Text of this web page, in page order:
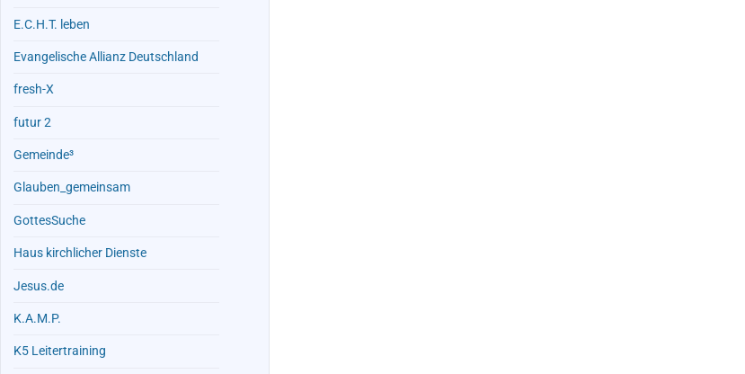
E.C.H.T. leben
Evangelische Allianz Deutschland
fresh-X
futur 2
Gemeinde³
Glauben_gemeinsam
GottesSuche
Haus kirchlicher Dienste
Jesus.de
K.A.M.P.
K5 Leitertraining